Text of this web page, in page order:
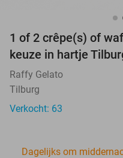
1 of 2 crêpe(s) of
keuze in hartje
Raffy Gelato
Tilburg
Verkocht: 63
Dagelijks om